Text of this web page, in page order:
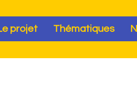
projet Thématiques